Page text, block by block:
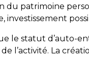
du patrimoine
investissement
le statut d’auto-
l’activité. La